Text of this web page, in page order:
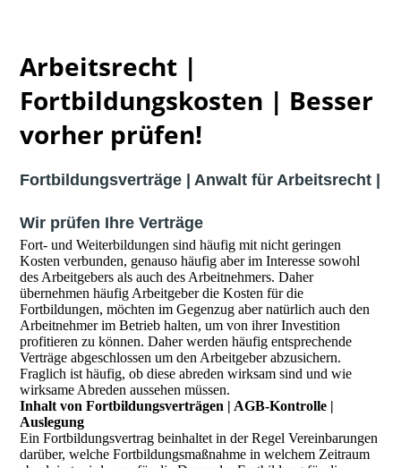
Arbeitsrecht |
Fortbildungskosten | Besser
vorher prüfen!
Fortbildungsverträge | Anwalt für Arbeitsrecht |
Wir prüfen Ihre Verträge
Fort- und Weiterbildungen sind häufig mit nicht geringen
Kosten verbunden, genauso häufig aber im Interesse sowohl
des Arbeitgebers als auch des Arbeitnehmers. Daher
übernehmen häufig Arbeitgeber die Kosten für die
Fortbildungen, möchten im Gegenzug aber natürlich auch den
Arbeitnehmer im Betrieb halten, um von ihrer Investition
profitieren zu können. Daher werden häufig entsprechende
Verträge abgeschlossen um den Arbeitgeber abzusichern.
Fraglich ist häufig, ob diese abreden wirksam sind und wie
wirksame Abreden aussehen müssen.
Inhalt von Fortbildungsverträgen | AGB-Kontrolle |
Auslegung
Ein Fortbildungsvertrag beinhaltet in der Regel Vereinbarungen
darüber, welche Fortbildungsmaßnahme in welchem Zeitraum